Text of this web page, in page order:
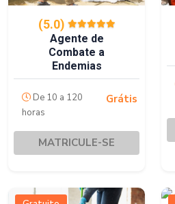
(5.0)
Agente de
Combate a
Endemias
De 10 a 120
horas
Grátis
MATRICULE-SE